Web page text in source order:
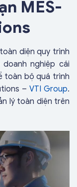
MES-
diện quy trình
nghiệp cái
toàn bộ quá trình
– VTI Group.
lý toàn diện trên